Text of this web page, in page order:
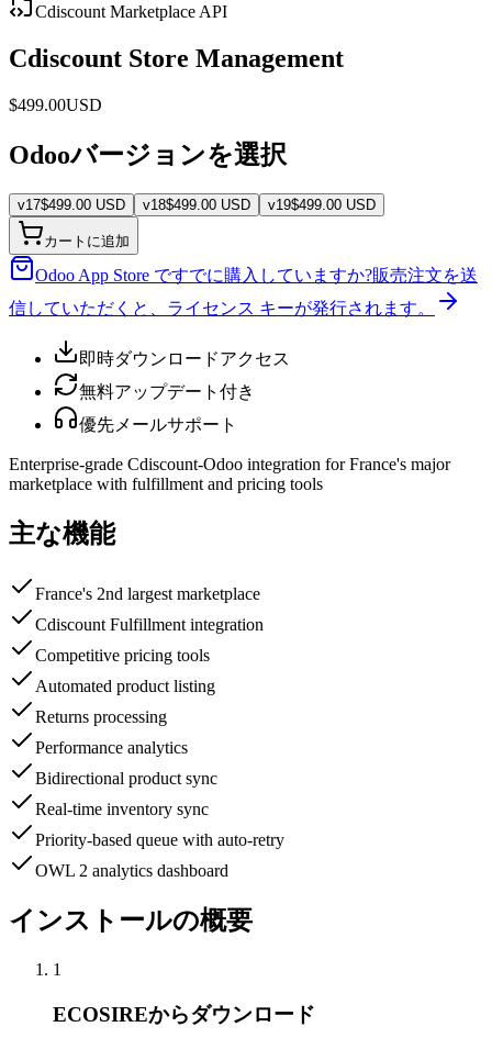
Cdiscount Marketplace API
Cdiscount Store Management
$499.00USD
Odooバージョンを選択
v17$499.00 USD v18$499.00 USD v19$499.00 USD
カートに追加
Odoo App Store ですでに購入していますか?販売注文を送
信していただくと、ライセンス キーが発行されます。
即時ダウンロードアクセス
無料アップデート付き
優先メールサポート
Enterprise-grade Cdiscount-Odoo integration for France's major
marketplace with fulfillment and pricing tools
主な機能
France's 2nd largest marketplace
Cdiscount Fulfillment integration
Competitive pricing tools
Automated product listing
Returns processing
Performance analytics
Bidirectional product sync
Real-time inventory sync
Priority-based queue with auto-retry
OWL 2 analytics dashboard
インストールの概要
1
ECOSIREからダウンロード